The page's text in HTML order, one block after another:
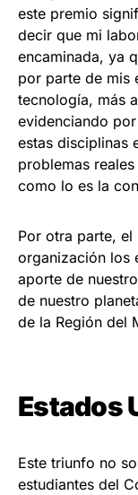
este premio
decir que mi
encaminada, ya
por parte de mis
tecnología, más
evidenciando
estas disciplinas
problemas
como lo es la
Por otra parte,
organización los
aporte de
de nuestro
de la Región del
Estados
Este triunfo no
estudiantes del